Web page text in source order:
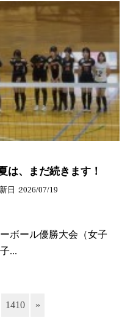
、まだ続きます！
日 2026/07/19
ボール優勝大会（女子
...
1410 »